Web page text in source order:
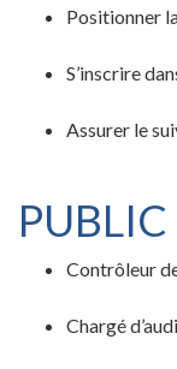
Positionner
S’inscrire
Assurer le
Contrôleur
Chargé